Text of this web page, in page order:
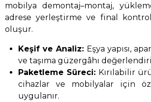
mobilya demontaj–montaj,
adrese yerleştirme ve final kontrol
oluşur.
Keşif ve Analiz: Eşya yapısı,
ve taşıma güzergâhı
Paketleme Süreci: Kırılabilir
cihazlar ve mobilyalar için
uygulanır.